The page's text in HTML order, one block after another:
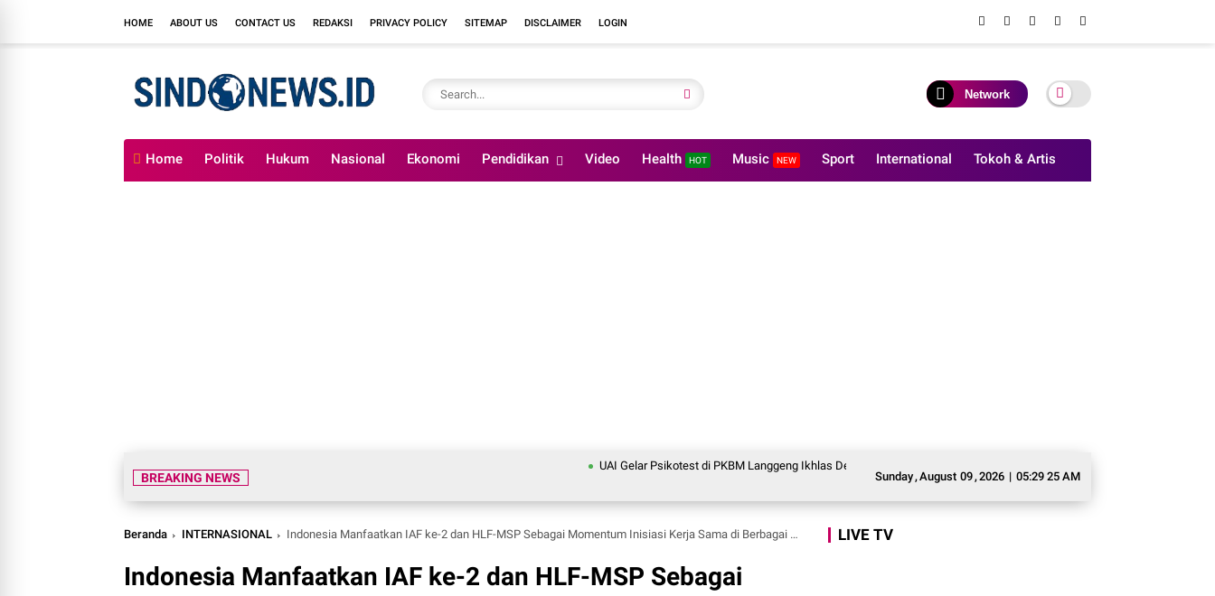
HOME ABOUT US CONTACT US REDAKSI PRIVACY POLICY SITEMAP DISCLAIMER LOGIN
Network
Home Politik Hukum Nasional Ekonomi Pendidikan Video Health HOT Music NEW Sport International Tokoh & Artis
Sunday,August 09,2026 | 05:29 26 AM
BREAKING NEWS
UAI Gelar Psikotest di PKBM Langgeng Ikhlas Depok, Dorong Asesmen Awal Pembelajaran dan Pengembangan Potensi
Beranda INTERNASIONAL Indonesia Manfaatkan IAF ke-2 dan HLF-MSP Sebagai Momentum Inisiasi Kerja Sama di Berbagai Sektor
Indonesia Manfaatkan IAF ke-2 dan HLF-MSP Sebagai
LIVE TV